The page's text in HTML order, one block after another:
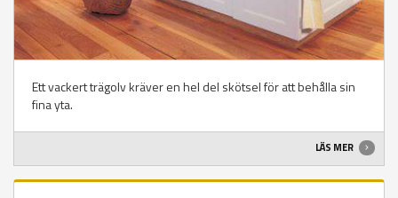
Ett vackert trägolv kräver en hel del skötsel för att behålla sin
fina yta.
LÄS MER